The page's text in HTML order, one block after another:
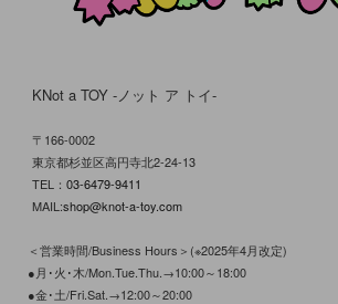
KNot a TOY -ノット ア トイ-
〒166-0002
東京都杉並区高円寺北2-24-13
TEL： 03-6479-9411
MAIL:shop@knot-a-toy.com
＜営業時間/Business Hours＞(※2025年4月改定)
●月･火･木/Mon.Tue.Thu.→10:00～18:00
●金･土/Fri.Sat.→12:00～20:00